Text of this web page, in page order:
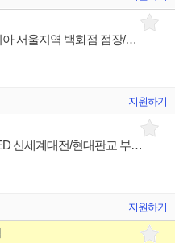
[Tiffany & Co.] 명품주얼리 티파니 코리아 서울지역 백화점 점장/판매사원/오퍼레이션 채용
지원하기
명품 주얼리 프레드 [LVMH W&J] FRED 신세계대전/현대판교 부점장~판매사원 채용
지원하기